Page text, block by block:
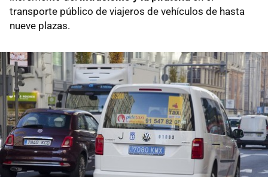
transporte público de viajeros de vehículos de hasta
nueve plazas.